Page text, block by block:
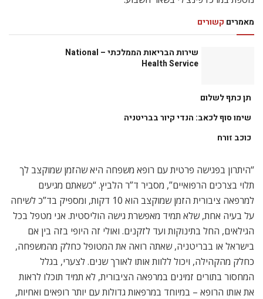
מאמרים קשורים
שירות הבריאות הממלכתי – National
Health Service
תן כתף לשלום
שימו סוף לכאב: הנדי קיור בבריטניה
כוכב זורח
“היתרון בפגישה פרטית עם רופא משפחה היא שהזמן שמוקצב לך
תלוי בצרכים הרפואיים”, מסביר ד”ר הלביץ. “כשאתם מגיעים
למרפאה ציבורית הזמן שמוקצב הוא 10 דקות, ומספיק בד”כ לשיחה
על בעיה אחת, שלא תמיד מאפשרת גישה הוליסטית. אני מטפל בכל
הגילאים, החל בתינוקות ועד לזקנים. ואולי זה היופי בזה בין אם
בישראל או בבריטניה, שאתה רואה את המטופל כחלק מהמשפחה,
כחלק מהקהילה, ויכול ללוות אותו לאורך שנים. לצערי, בגלל
המחסור בתורים זמינים במרפאה הציבורית, לא תמיד תוכלו לראות
את אותו הרופא – במיוחד במרפאות גדולות עם יותר רופאים ואחיות,